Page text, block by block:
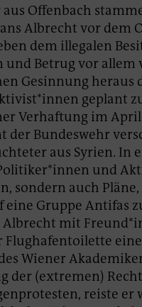
aus Offenbach
Albrecht vor dem
dem illegalen
und Betrug vor allem
Gesinnung heraus
geplant
Verhaftung im April
Bundeswehr
aus Syrien. In
und
sondern auch Pläne,
eine Gruppe Antifas
Albrecht mit
eine
Wiener
der (extremen)
reiste